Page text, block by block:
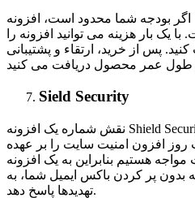
اگر بودجه شما محدود است، افزونه BulletProof Security بهترین
یک بار هزینه می توانید افزونه را
پس از خرید، ارتقاء و پشتیبانی
Sield Security
نقش شماره یک افزونه Shield Security به عنوان بهترین افزونه
روز افزون امنیت سایت را بر عهده
هستیم بنابراین به یک افزونه
بدون پر کردن باکس ایمیل شما، به
تهدیدها پاسخ دهد.